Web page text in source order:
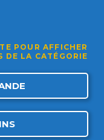
POUR AFFICHER
DE LA CATÉGORIE